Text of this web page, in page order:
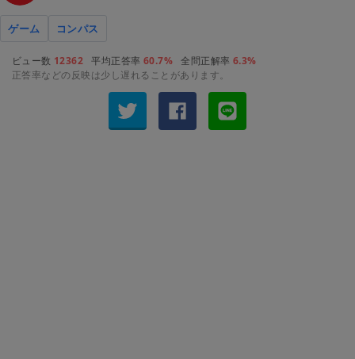
ゲーム コンパス
ビュー数 12362 平均正答率 60.7% 全問正解率 6.3%
正答率などの反映は少し遅れることがあります。